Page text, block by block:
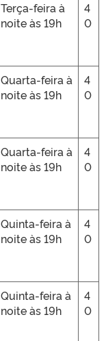
Terça-feira à
noite às 19h
4
0
Quarta-feira à
noite às 19h
4
0
Quarta-feira à
noite às 19h
4
0
Quinta-feira à
noite às 19h
4
0
Quinta-feira à
noite às 19h
4
0